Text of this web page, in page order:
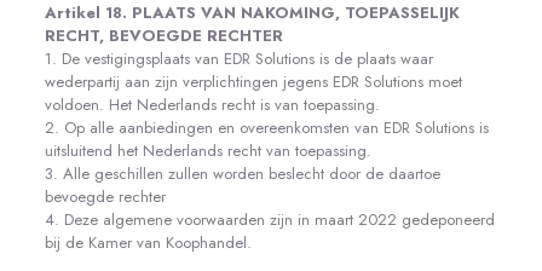
Artikel 18. PLAATS VAN NAKOMING, TOEPASSELIJK
RECHT, BEVOEGDE RECHTER
1. De vestigingsplaats van EDR Solutions is de plaats waar
wederpartij aan zijn verplichtingen jegens EDR Solutions moet
voldoen. Het Nederlands recht is van toepassing.
2. Op alle aanbiedingen en overeenkomsten van EDR Solutions is
uitsluitend het Nederlands recht van toepassing.
3. Alle geschillen zullen worden beslecht door de daartoe
bevoegde rechter
4. Deze algemene voorwaarden zijn in maart 2022 gedeponeerd
bij de Kamer van Koophandel.